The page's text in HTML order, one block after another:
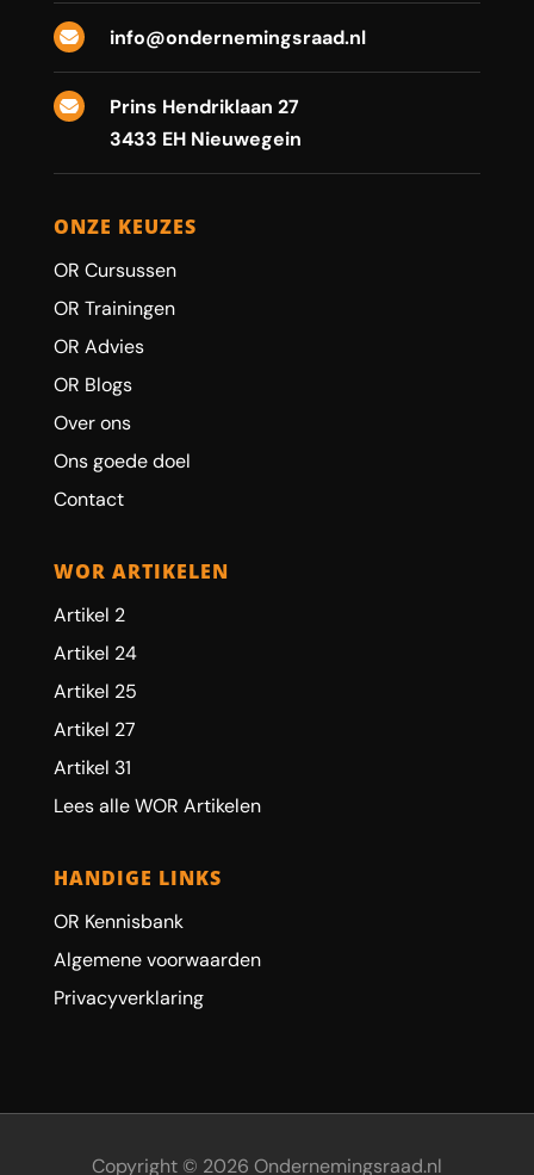
 info@ondernemingsraad.nl

Prins Hendriklaan 27
3433 EH Nieuwegein
ONZE KEUZES
OR Cursussen
OR Trainingen
OR Advies
OR Blogs
Over ons
Ons goede doel
Contact
WOR ARTIKELEN
Artikel 2
Artikel 24
Artikel 25
Artikel 27
Artikel 31
Lees alle WOR Artikelen
HANDIGE LINKS
OR Kennisbank
Algemene voorwaarden
Privacyverklaring
Copyright © 2026 Ondernemingsraad.nl